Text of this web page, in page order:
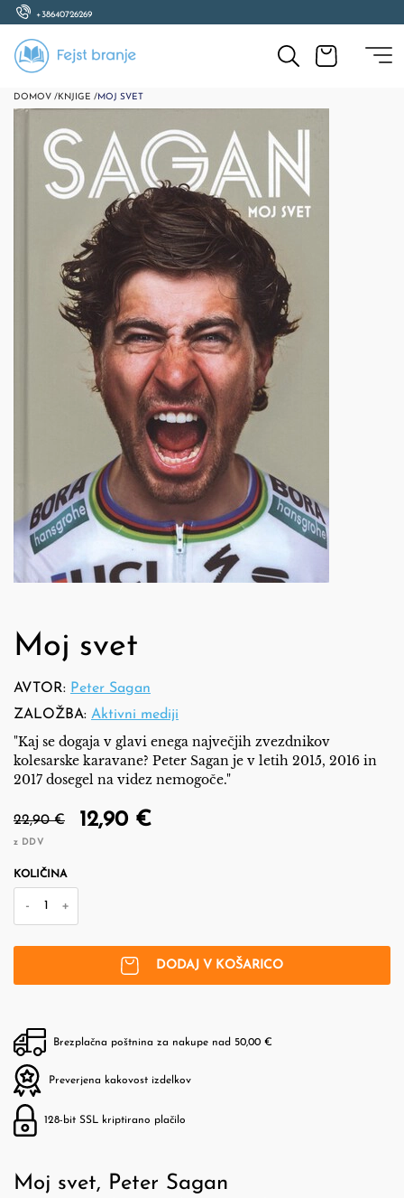
+38640726269
DOMOV /KNJIGE /MOJ SVET
Moj svet
AVTOR: Peter Sagan
ZALOŽBA: Aktivni mediji
"Kaj se dogaja v glavi enega največjih zvezdnikov
kolesarske karavane? Peter Sagan je v letih 2015, 2016 in
2017 dosegel na videz nemogoče."
22,90 € 12,90 €
z DDV
KOLIČINA
- +
DODAJ V KOŠARICO
Brezplačna poštnina za nakupe nad 50,00 €
Preverjena kakovost izdelkov
128-bit SSL kriptirano plačilo
Moj svet, Peter Sagan